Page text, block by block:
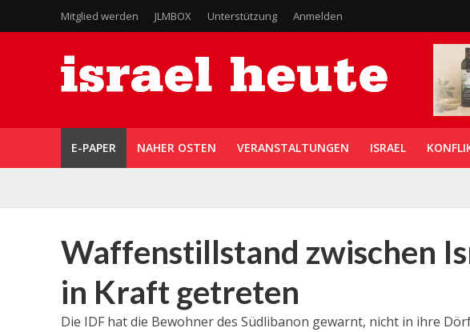
Mitglied werden JLMBOX Unterstützung Anmelden
E-PAPER NAHER OSTEN VERANSTALTUNGEN ISRAEL
Waffenstillstand zwischen
in Kraft getreten
Die IDF hat die Bewohner des Südlibanon gewarnt, nicht in ihre